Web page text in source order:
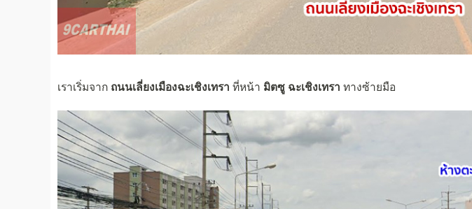
เราเริ่มจาก ถนนเลี่ยงเมืองฉะเชิงเทรา ที่หน้า มิตซู ฉะเชิงเทรา ทางซ้ายมือ